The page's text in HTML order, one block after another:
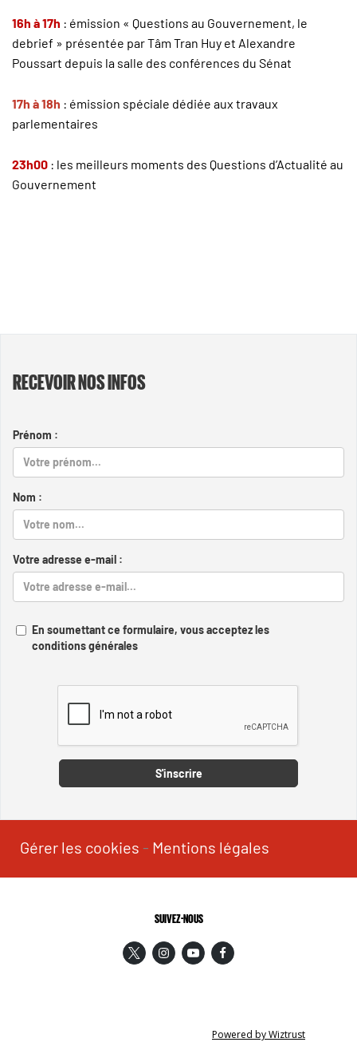
16h à 17h : émission « Questions au Gouvernement, le
debrief » présentée par Tâm Tran Huy et Alexandre
Poussart depuis la salle des conférences du Sénat
17h à 18h : émission spéciale dédiée aux travaux
parlementaires
23h00 : les meilleurs moments des Questions d’Actualité au
Gouvernement
RECEVOIR NOS INFOS
Prénom :
Nom :
Votre adresse e-mail :
En soumettant ce formulaire, vous acceptez les
conditions générales
S'inscrire
Gérer les cookies - Mentions légales
SUIVEZ-NOUS
Powered by Wiztrust